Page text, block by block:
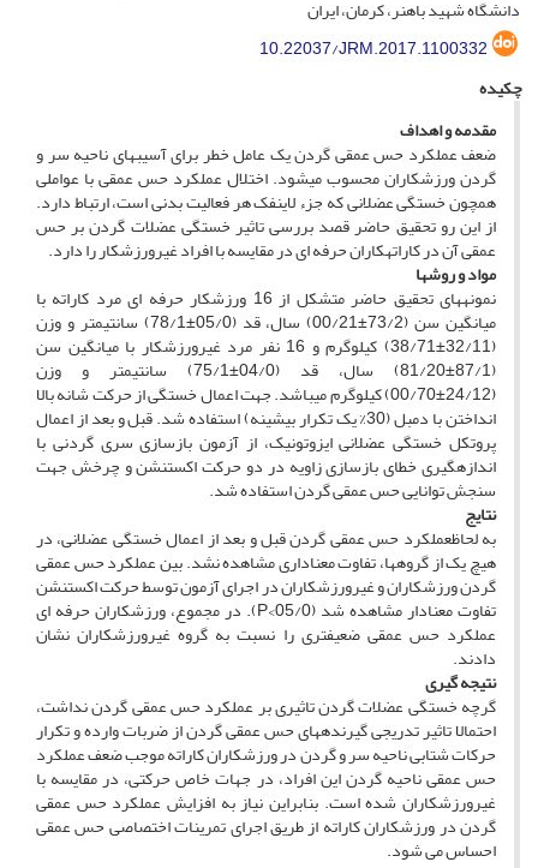
دانشگاه شهید باهنر، کرمان، ایران
10.22037/JRM.2017.1100332
چکیده
مقدمه و اهداف
ضعف عملکرد حس عمقی گردن یک عامل خطر برای آسیب­های ناحیه سر و
گردن ورزشکاران محسوب می­شود. اختلال عملکرد حس عمقی با عواملی
همچون خستگی عضلانی که جزء لاینفک هر فعالیت بدنی است، ارتباط دارد.
از این رو تحقیق حاضر قصد بررسی تاثیر خستگی عضلات گردن بر حس
عمقی آن در کاراته­کاران حرفه ای در مقایسه با افراد غیرورزشکار را دارد.
مواد و روش­ها
نمونه­های تحقیق حاضر متشکل از 16 ورزشکار حرفه ای مرد کاراته با
میانگین سن (73/2±00/21) سال، قد (05/0±78/1) سانتی­متر و وزن
(32/11±38/71) کیلوگرم و 16 نفر مرد غیرورزشکار با میانگین سن
(87/1±81/20) سال، قد (04/0±75/1) سانتی­متر و وزن
(24/12±00/70) کیلوگرم می­باشد. جهت اعمال خستگی از حرکت شانه بالا
انداختن با دمبل (30% یک تکرار بیشینه) استفاده شد. قبل و بعد از اعمال
پروتکل خستگی عضلانی ایزوتونیک، از آزمون بازسازی سری گردنی با
اندازه­گیری خطای بازسازی زاویه در دو حرکت اکستنشن و چرخش جهت
سنجش توانایی حس عمقی گردن استفاده شد.
نتایج
به لحاظعملکرد حس عمقی گردن قبل و بعد از اعمال خستگی عضلانی، در
هیچ یک از گروه­ها، تفاوت معناداری مشاهده نشد. بین عملکرد حس عمقی
گردن ورزشکاران و غیرورزشکاران در اجرای آزمون توسط حرکت اکستنشن
تفاوت معنادار مشاهده شد (05/0>P). در مجموع، ورزشکاران حرفه ای
عملکرد حس عمقی ضعیفتری را نسبت به گروه غیرورزشکاران نشان
دادند.
نتیجه­ گیری
گرچه خستگی عضلات گردن تاثیری بر عملکرد حس عمقی گردن نداشت،
احتمالا تاثیر تدریجی گیرنده­های حس عمقی گردن از ضربات وارده و تکرار
حرکات شتابی ناحیه سر و گردن در ورزشکاران کاراته موجب ضعف عملکرد
حس عمقی ناحیه گردن این افراد، در جهات خاص حرکتی، در مقایسه با
غیرورزشکاران شده است. بنابراین نیاز به افزایش عملکرد حس عمقی
گردن در ورزشکاران کاراته از طریق اجرای تمرینات اختصاصی حس عمقی
احساس می شود.